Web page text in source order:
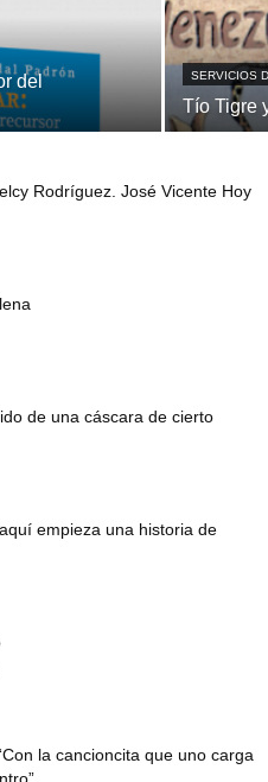
del
SERVICIOS
Tío Tigre
Rodríguez. José Vicente Hoy
de una cáscara de cierto
empieza una historia de
la cancioncita que uno carga